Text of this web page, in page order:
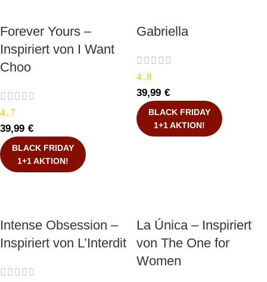
Forever Yours –
Inspiriert von I Want
Choo
4,7
39,99 €
BLACK FRIDAY
1+1 AKTION!
Gabriella
4,8
39,99 €
BLACK FRIDAY
1+1 AKTION!
Intense Obsession –
Inspiriert von L’Interdit
La Única – Inspiriert
von The One for
Women